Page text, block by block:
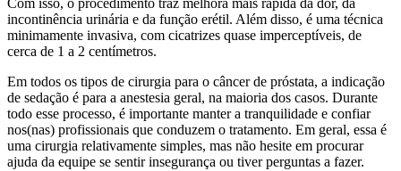
Com isso, o procedimento traz melhora mais rápida da dor, da
incontinência urinária e da função erétil. Além disso, é uma técnica
minimamente invasiva, com cicatrizes quase imperceptíveis, de
cerca de 1 a 2 centímetros.
Em todos os tipos de cirurgia para o câncer de próstata, a indicação
de sedação é para a anestesia geral, na maioria dos casos. Durante
todo esse processo, é importante manter a tranquilidade e confiar
nos(nas) profissionais que conduzem o tratamento. Em geral, essa é
uma cirurgia relativamente simples, mas não hesite em procurar
ajuda da equipe se sentir insegurança ou tiver perguntas a fazer.